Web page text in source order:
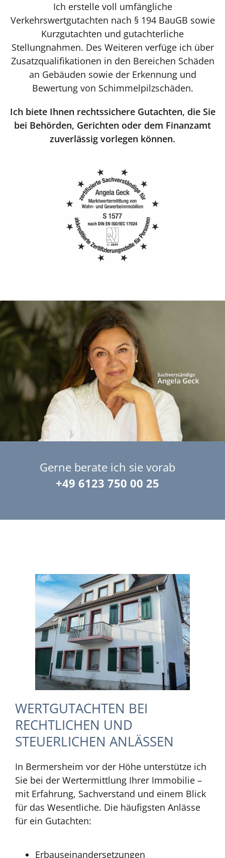
Ich erstelle voll umfängliche
Verkehrswertgutachten nach § 194 BauGB sowie
Kurzgutachten und gutachterliche
Stellungnahmen. Des Weiteren verfüge ich über
Zusatzqualifikationen in den Bereichen Schäden
an Gebäuden sowie der Erkennung und
Bewertung von Schimmelpilzschäden.
Ich biete Ihnen rechtssichere Gutachten, die Sie
bei Behörden, Gerichten oder dem Finanzamt
zuverlässig vorlegen können.
Gerne berate ich sie vorab
+49 6123 750 00 25
WERTGUTACHTEN BEI
RECHTLICHEN UND
STEUERLICHEN ANLÄSSEN
In Bermersheim vor der Höhe unterstütze ich
Sie bei der Wertermittlung Ihrer Immobilie –
mit Erfahrung, Sachverstand und einem Blick
für das Wesentliche. Die häufigsten Anlässe
für ein Gutachten:
Erbauseinandersetzungen